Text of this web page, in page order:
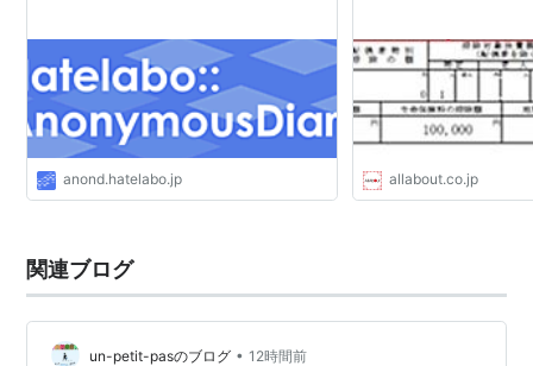
anond.hatelabo.jp allabout.co.jp
関連ブログ
un-petit-pasのブログ • 12時間前